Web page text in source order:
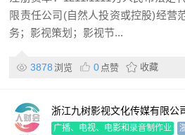
限责任公司(自然人投资或控股)经营
务；影视策划；影视节...
3878 浏览 0 点赞 收藏
浙江九树影视文化传媒有限公
广播、电视、电影和录音制作业